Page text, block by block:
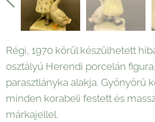
Régi, 1970 körül készülhetett
osztályú Herendi porcelán
parasztlányka alakja. Gyönyörű
minden korabeli festett és
márkajellel.